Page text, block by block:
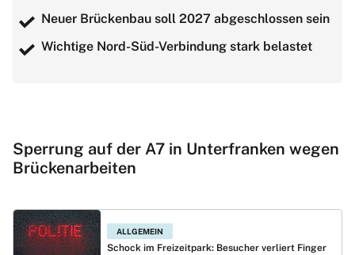
Neuer Brückenbau soll 2027 abgeschlossen sein
Wichtige Nord-Süd-Verbindung stark belastet
Sperrung auf der A7 in Unterfranken wegen
Brückenarbeiten
ALLGEMEIN
Schock im Freizeitpark: Besucher verliert Finger